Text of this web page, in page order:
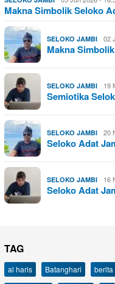
Makna Simbolik Seloko
SELOKO JAMBI 02
Makna
SELOKO JAMBI 19
Semiotika
SELOKO JAMBI 20
Seloko Adat
SELOKO JAMBI 16
Seloko Adat
TAG
al haris Batanghari berita